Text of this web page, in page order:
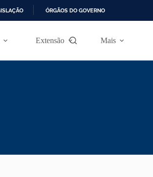
ÓRGÃOS DO GOVERNO
Extensão Mais